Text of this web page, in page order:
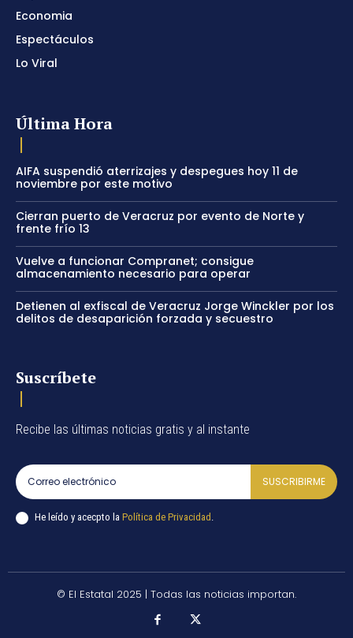
Economia
Espectáculos
Lo Viral
Última Hora
AIFA suspendió aterrizajes y despegues hoy 11 de
noviembre por este motivo
Cierran puerto de Veracruz por evento de Norte y
frente frío 13
Vuelve a funcionar Compranet; consigue
almacenamiento necesario para operar
Detienen al exfiscal de Veracruz Jorge Winckler por los
delitos de desaparición forzada y secuestro
Suscríbete
Recibe las últimas noticias gratis y al instante
SUSCRIBIRME
He leído y acecpto la Política de Privacidad .
© El Estatal 2025 | Todas las noticias importan.